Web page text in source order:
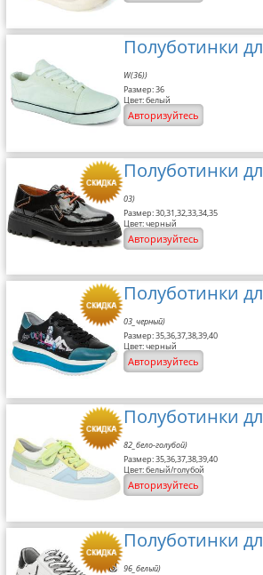
Полуботинки
W(36))
Размер: 36
Цвет: белый
Авторизуйтесь
Полуботинки
03)
Размер: 30,31,32,33,34,35
Цвет: черный
Авторизуйтесь
Полуботинки
03_черный)
Размер: 35,36,37,38,39,40
Цвет: черный
Авторизуйтесь
Полуботинки
82_бело-голубой)
Размер: 35,36,37,38,39,40
Цвет: белый/голубой
Авторизуйтесь
Полуботинки
96_белый)